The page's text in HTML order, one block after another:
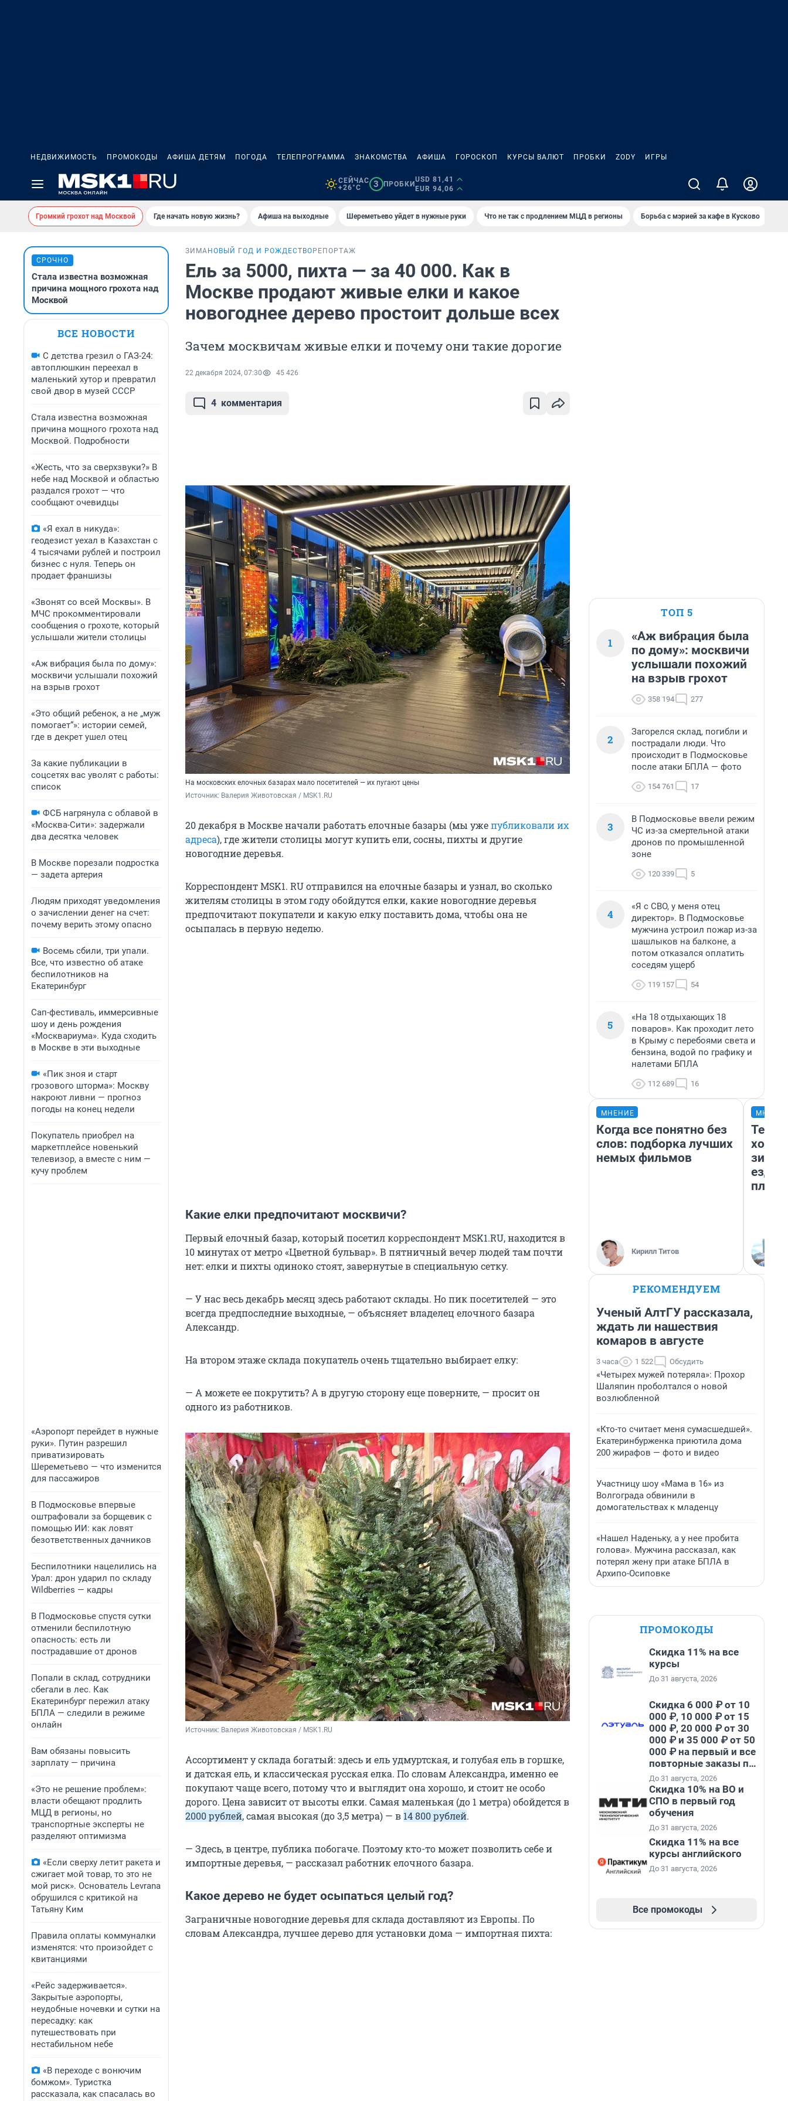
НЕДВИЖИМОСТЬ ПРОМОКОДЫ АФИША ДЕТЯМ ПОГОДА ТЕЛЕПРОГРАММА ЗНАКОМСТВА АФИША ГОРОСКОП КУРСЫ ВАЛЮТ ПРОБКИ ZODY ИГРЫ
СЕЙЧАС
+26°C
3 ПРОБКИ
USD 81,41
EUR 94,06
Громкий грохот над Москвой Где начать новую жизнь? Афиша на выходные Шереметьево уйдет в нужные руки Что не так с продлением МЦД в регионы Борьба с мэрией за кафе в Кусково
СРОЧНО
Стала известна возможная
причина мощного грохота над
Москвой
ВСЕ НОВОСТИ
С детства грезил о ГАЗ-24:
автоплюшкин переехал в
маленький хутор и превратил
свой двор в музей СССР
Стала известна возможная
причина мощного грохота над
Москвой. Подробности
«Жесть, что за сверхзвуки?» В
небе над Москвой и областью
раздался грохот — что
сообщают очевидцы
«Я ехал в никуда»:
геодезист уехал в Казахстан с
4 тысячами рублей и построил
бизнес с нуля. Теперь он
продает франшизы
«Звонят со всей Москвы». В
МЧС прокомментировали
сообщения о грохоте, который
услышали жители столицы
«Аж вибрация была по дому»:
москвичи услышали похожий
на взрыв грохот
«Это общий ребенок, а не „муж
помогает“»: истории семей,
где в декрет ушел отец
За какие публикации в
соцсетях вас уволят с работы:
список
ФСБ нагрянула с облавой в
«Москва-Сити»: задержали
два десятка человек
В Москве порезали подростка
— задета артерия
Людям приходят уведомления
о зачислении денег на счет:
почему верить этому опасно
Восемь сбили, три упали.
Все, что известно об атаке
беспилотников на
Екатеринбург
Сап-фестиваль, иммерсивные
шоу и день рождения
«Москвариума». Куда сходить
в Москве в эти выходные
«Пик зноя и старт
грозового шторма»: Москву
накроют ливни — прогноз
погоды на конец недели
Покупатель приобрел на
маркетплейсе новенький
телевизор, а вместе с ним —
кучу проблем
«Аэропорт перейдет в нужные
руки». Путин разрешил
приватизировать
Шереметьево — что изменится
для пассажиров
В Подмосковье впервые
оштрафовали за борщевик с
помощью ИИ: как ловят
безответственных дачников
Беспилотники нацелились на
Урал: дрон ударил по складу
Wildberries — кадры
В Подмосковье спустя сутки
отменили беспилотную
опасность: есть ли
пострадавшие от дронов
Попали в склад, сотрудники
сбегали в лес. Как
Екатеринбург пережил атаку
БПЛА — следили в режиме
онлайн
Вам обязаны повысить
зарплату — причина
«Это не решение проблем»:
власти обещают продлить
МЦД в регионы, но
транспортные эксперты не
разделяют оптимизма
«Если сверху летит ракета и
сжигает мой товар, то это не
мой риск». Основатель Levrana
обрушился с критикой на
Татьяну Ким
Правила оплаты коммуналки
изменятся: что произойдет с
квитанциями
«Рейс задерживается».
Закрытые аэропорты,
неудобные ночевки и сутки на
пересадку: как
путешествовать при
нестабильном небе
«В переходе с вонючим
бомжом». Туристка
рассказала, как спасалась во
ЗИМА НОВЫЙ ГОД И РОЖДЕСТВО РЕПОРТАЖ
Ель за 5000, пихта — за 40 000. Как в
Москве продают живые елки и какое
новогоднее дерево простоит дольше всех
Зачем москвичам живые елки и почему они такие дорогие
22 декабря 2024, 07:30 45 426
4 комментария
На московских елочных базарах мало посетителей — их пугают цены
Источник: Валерия Животовская / MSK1.RU
20 декабря в Москве начали работать елочные базары (мы ужепубликовали их
адреса), где жители столицы могут купить ели, сосны, пихты и другие
новогодние деревья.
Корреспондент MSK1. RU отправился на елочные базары и узнал, во сколько
жителям столицы в этом году обойдутся елки, какие новогодние деревья
предпочитают покупатели и какую елку поставить дома, чтобы она не
осыпалась в первую неделю.
Какие елки предпочитают москвичи?
Первый елочный базар, который посетил корреспондент MSK1.RU, находится в
10 минутах от метро «Цветной бульвар». В пятничный вечер людей там почти
нет: елки и пихты одиноко стоят, завернутые в специальную сетку.
— У нас весь декабрь месяц здесь работают склады. Но пик посетителей — это
всегда предпоследние выходные, — объясняет владелец елочного базара
Александр.
На втором этаже склада покупатель очень тщательно выбирает елку:
— А можете ее покрутить? А в другую сторону еще поверните, — просит он
одного из работников.
Источник: Валерия Животовская / MSK1.RU
Ассортимент у склада богатый: здесь и ель удмуртская, и голубая ель в горшке,
и датская ель, и классическая русская елка. По словам Александра, именно ее
покупают чаще всего, потому что и выглядит она хорошо, и стоит не особо
дорого. Цена зависит от высоты елки. Самая маленькая (до 1 метра) обойдется в
2000 рублей, самая высокая (до 3,5 метра) — в 14 800 рублей.
— Здесь, в центре, публика побогаче. Поэтому кто-то может позволить себе и
импортные деревья, — рассказал работник елочного базара.
Какое дерево не будет осыпаться целый год?
Заграничные новогодние деревья для склада доставляют из Европы. По
словам Александра, лучшее дерево для установки дома — импортная пихта:
ТОП 5
1
«Аж вибрация была
по дому»: москвичи
услышали похожий
на взрыв грохот
358 194 277
2
Загорелся склад, погибли и
пострадали люди. Что
происходит в Подмосковье
после атаки БПЛА — фото
154 761 17
3
В Подмосковье ввели режим
ЧС из-за смертельной атаки
дронов по промышленной
зоне
120 339 5
4
«Я с СВО, у меня отец
директор». В Подмосковье
мужчина устроил пожар из-за
шашлыков на балконе, а
потом отказался оплатить
соседям ущерб
119 157 54
5
«На 18 отдыхающих 18
поваров». Как проходит лето
в Крыму с перебоями света и
бензина, водой по графику и
налетами БПЛА
112 689 16
МНЕНИЕ
Когда все понятно без
слов: подборка лучших
немых фильмов
Кирилл Титов
ездит
РЕКОМЕНДУЕМ
Ученый АлтГУ рассказала,
ждать ли нашествия
комаров в августе
3 часа 1 522 Обсудить
«Четырех мужей потеряла»: Прохор
Шаляпин проболтался о новой
возлюбленной
«Кто-то считает меня сумасшедшей».
Екатеринбурженка приютила дома
200 жирафов — фото и видео
Участницу шоу «Мама в 16» из
Волгограда обвинили в
домогательствах к младенцу
«Нашел Наденьку, а у нее пробита
голова». Мужчина рассказал, как
потерял жену при атаке БПЛА в
Архипо-Осиповке
ПРОМОКОДЫ
Скидка 11% на все
курсы
До 31 августа, 2026
Скидка 6 000 ₽ от 10
000 ₽, 10 000 ₽ от 15
000 ₽, 20 000 ₽ от 30
000 ₽ и 35 000 ₽ от 50
000 ₽ на первый и все
повторные заказы по
промокоду НАБЕРИ
До 31 августа, 2026
Скидка 10% на ВО и
СПО в первый год
обучения
До 31 августа, 2026
Скидка 11% на все
курсы английского
До 31 августа, 2026
Все промокоды